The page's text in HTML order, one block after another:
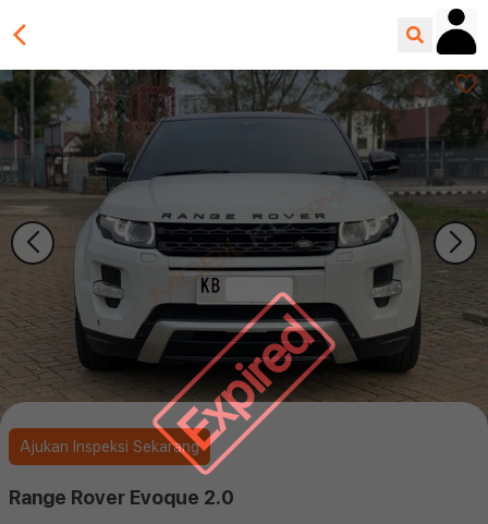
Expired
Ajukan Inspeksi Sekarang
Range Rover Evoque 2.0